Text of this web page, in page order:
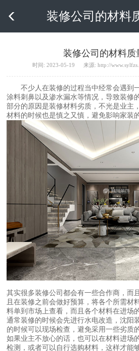
 装修公司的材料
装修公司的材料质
时间: 2023-05-19 来源: http://
不少人在装修的过程当中经常会遇到
涂料刺鼻以及渗水漏水等情况，导致装修
部分的原因是装修材料劣质，不光是业主
材料的时候也是慎之又慎，避免影响家装
其实很多装修公司都会有一些合作商，而
且在装修之前会做好预算，将各个所需材
料单到市场上查看，而且各个材料在进场
通常装修的时候会先进行水电改造，沈阳
的时候可以现场检查，避免采用一些劣质
如果业主不放心的话，也可以在材料进场
检测，或者可以自行选购材料，这样才能